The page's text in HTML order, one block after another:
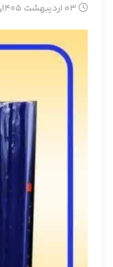
03 اردیبهشت 1405